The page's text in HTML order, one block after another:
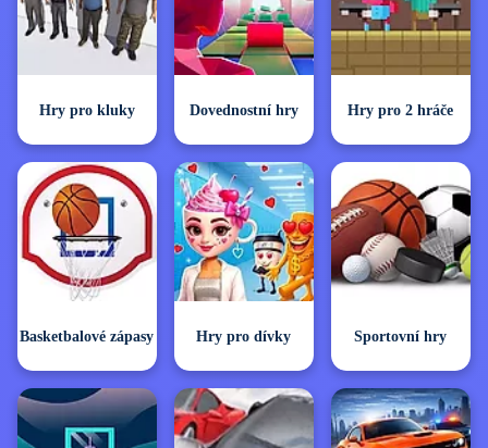
Hry pro kluky Dovednostní hry Hry pro 2 hráče
Basketbalové zápasy Hry pro dívky Sportovní hry